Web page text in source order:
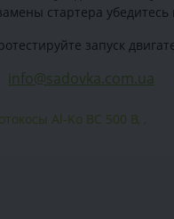
стартера
запуск
info@sadovka.com.ua
Al-Ko BC 500 B, ,